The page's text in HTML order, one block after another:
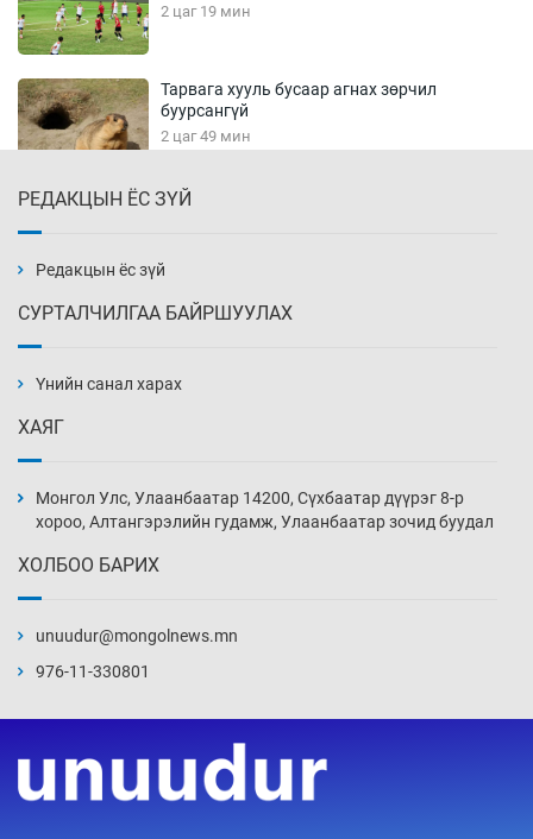
2 цаг 19 мин
Тарвага хууль бусаар агнах зөрчил
буурсангүй
2 цаг 49 мин
3 цаг 19 мин
3 цаг 49 мин
4 цаг 19 мин
хэмжээг шинэчлэн тогтоох нь
5 цаг 19 мин
РЕДАКЦЫН ЁС ЗҮЙ
Редакцын ёс зүй
СУРТАЛЧИЛГАА БАЙРШУУЛАХ
Үнийн санал харах
ХАЯГ
Монгол Улс, Улаанбаатар 14200, Сүхбаатар дүүрэг 8-р
хороо, Алтангэрэлийн гудамж, Улаанбаатар зочид буудал
ХОЛБОО БАРИХ
unuudur@mongolnews.mn
976-11-330801